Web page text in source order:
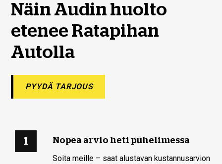
Näin Audin huolto
etenee Ratapihan
Autolla
PYYDÄ TARJOUS
1 Nopea arvio heti puhelimessa
Soita meille – saat alustavan kustannusarvion